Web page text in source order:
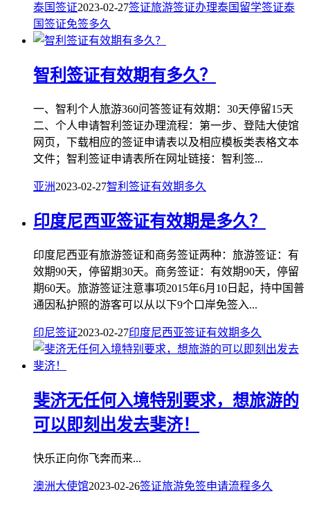
泰国签证2023-02-27签证旅游签证办理泰国 留学签证泰
国签证免签多久
智利签证有效期有多久？
一、智利个人旅游360问答签证有效期：30天停留15天
二、个人申请智利签证办理流程：第一步、登陆大使馆
网页，下载相应的签证申请表以及相应模板类表格文本
文件；智利签证申请表所在网址链接：智利签...
亚洲2023-02-27智利 签证有效期多久
印度尼西亚签证有效期是多久？
印度尼西亚有旅游签证和商务签证两种：旅游签证：有
效期90天，停留期30天。商务签证：有效期90天，停留
期60天。旅游签证注意事项2015年6月10日起，持中国普
通因私护照的游客可以从以下9个口岸免签入...
印尼签证2023-02-27印度尼西亚签证有效期多久
斐济无任何入境特别要求，想旅游的
可以即刻出发去斐济！
快乐正向你飞奔而来...
澳洲大使馆2023-02-26签证旅游免签申请流程多久